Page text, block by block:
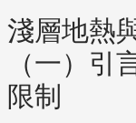
淺層地熱
（一）引
限制